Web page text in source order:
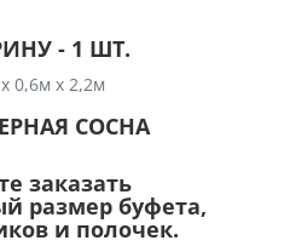
- 1 ШТ.
0,6м х 2,2м
СОСНА
заказать
размер буфета,
и полочек.